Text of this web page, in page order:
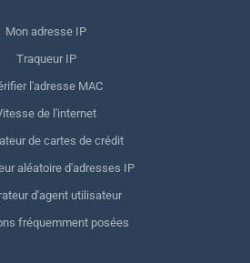
Mon adresse IP
Traqueur IP
l'adresse MAC
de l'internet
de cartes de crédit
aléatoire d'adresses IP
d'agent utilisateur
fréquemment posées